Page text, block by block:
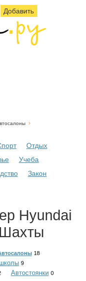
Добавить
Отдых
Учеба
Закон
Hyundai
18
9
Автостоянки 0